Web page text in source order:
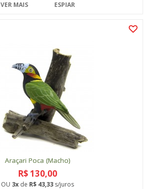
VER MAIS ESPIAR
Araçari Poca (Macho)
R$ 130,00
OU 3x de R$ 43,33 s/juros